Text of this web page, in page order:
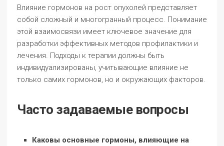
Влияние гормонов на рост опухолей представляет
собой сложный и многогранный процесс. Понимание
этой взаимосвязи имеет ключевое значение для
разработки эффективных методов профилактики и
лечения. Подходы к терапии должны быть
индивидуализированы, учитывающие влияние не
только самих гормонов, но и окружающих факторов.
Часто задаваемые вопросы
Каковы основные гормоны, влияющие на